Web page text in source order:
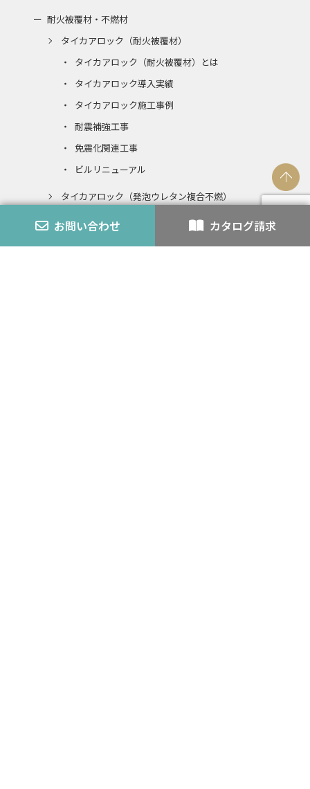
お問い合わせ カタログ請求
耐火被覆材・不燃材
タイカアロック（耐火被覆材）
タイカアロック（耐火被覆材）とは
タイカアロック導入実績
タイカアロック施工事例
耐震補強工事
免震化関連工事
ビルリニューアル
タイカアロック（発泡ウレタン複合不燃）
発泡ウレタンとの複合不燃認定とは
エコアロック